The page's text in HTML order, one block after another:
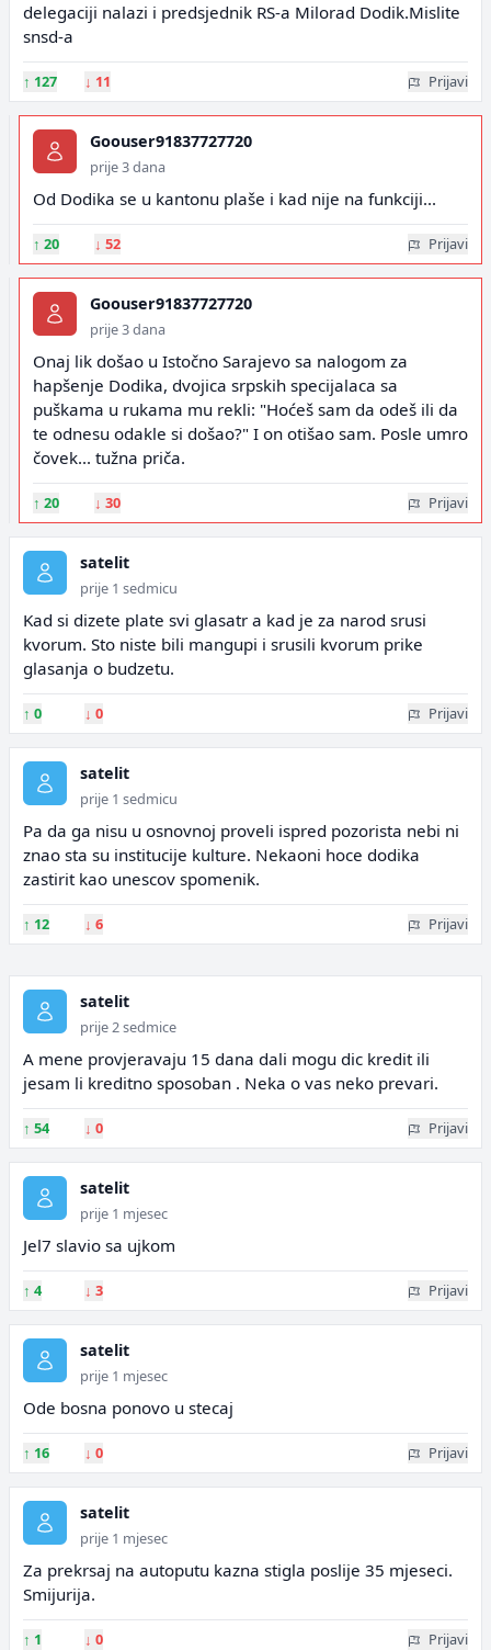
delegaciji nalazi i predsjednik RS-a Milorad Dodik.Mislite
snsd-a
↑ 127 ↓ 11 Prijavi
Goouser91837727720
prije 3 dana
Od Dodika se u kantonu plaše i kad nije na funkciji...
↑ 20 ↓ 52 Prijavi
Goouser91837727720
prije 3 dana
Onaj lik došao u Istočno Sarajevo sa nalogom za
hapšenje Dodika, dvojica srpskih specijalaca sa
puškama u rukama mu rekli: "Hoćeš sam da odeš ili da
te odnesu odakle si došao?" I on otišao sam. Posle umro
čovek... tužna priča.
↑ 20 ↓ 30 Prijavi
satelit
prije 1 sedmicu
Kad si dizete plate svi glasatr a kad je za narod srusi
kvorum. Sto niste bili mangupi i srusili kvorum prike
glasanja o budzetu.
↑ 0 ↓ 0 Prijavi
satelit
prije 1 sedmicu
Pa da ga nisu u osnovnoj proveli ispred pozorista nebi ni
znao sta su institucije kulture. Nekaoni hoce dodika
zastirit kao unescov spomenik.
↑ 12 ↓ 6 Prijavi
satelit
prije 2 sedmice
A mene provjeravaju 15 dana dali mogu dic kredit ili
jesam li kreditno sposoban . Neka o vas neko prevari.
↑ 54 ↓ 0 Prijavi
satelit
prije 1 mjesec
Jel7 slavio sa ujkom
↑ 4 ↓ 3 Prijavi
satelit
prije 1 mjesec
Ode bosna ponovo u stecaj
↑ 16 ↓ 0 Prijavi
satelit
prije 1 mjesec
Za prekrsaj na autoputu kazna stigla poslije 35 mjeseci.
Smijurija.
↑ 1 ↓ 0 Prijavi